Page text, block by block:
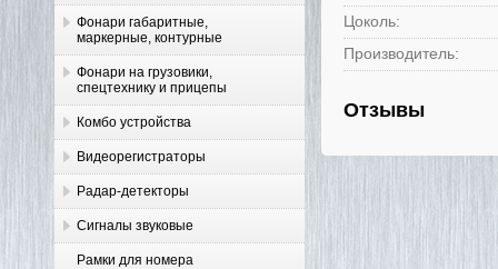
Фонари габаритные,
маркерные, контурные
Фонари на грузовики,
спецтехнику и прицепы
Комбо устройства
Видеорегистраторы
Радар-детекторы
Сигналы звуковые
Рамки для номера
Цоколь:
Производитель:
Отзывы